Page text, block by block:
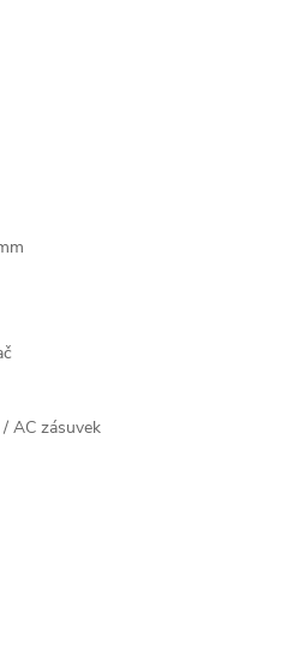
AC zásuvek